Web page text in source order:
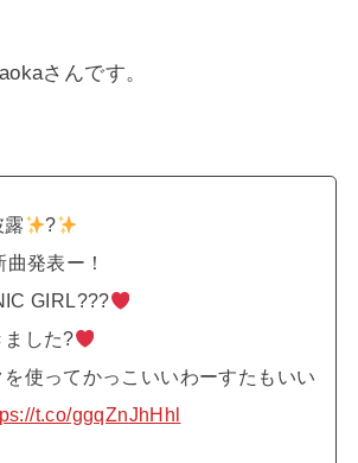
さんです。
露
?
発表ー！
GIRL???
した?
使ってかっこいいわーすたもいい
t.co/ggqZnJhHhl